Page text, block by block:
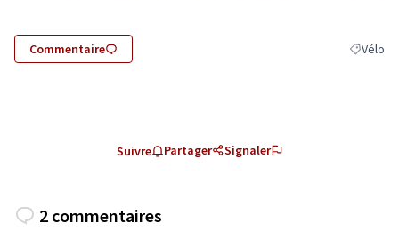
Commentaire Filtrer
Vélo
Suivre Partager Signaler
2 commentaires